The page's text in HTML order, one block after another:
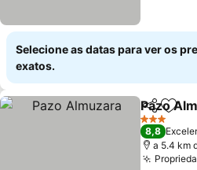
Selecione as datas para ver os
exatos.
Partilhar
Pazo
3 Estrelas
8,8
a 5.4 km